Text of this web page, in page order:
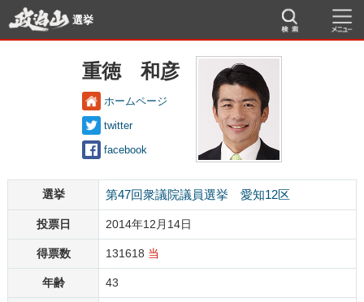
選挙
重徳 和彦
ホームページ
twitter
facebook
選挙 第47回衆議院議員選挙 愛知12区
投票日 2014年12月14日
得票数 131618 当
年齢 43